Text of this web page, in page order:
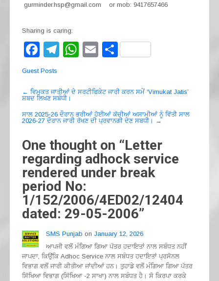
gurminder.hsp@gmail.com or mob: 9417657466
Sharing is caring:
F
a
e
b
o
o
k
T
gr
a
m
W
s
A
p
p
E S
e
Guest Posts
Post
navigation
← ਵਿਮੁਕਤ ਜਾਤੀਆਂ ਦੇ ਸਰਟੀਫਿਕੇਟ ਜਾਰੀ ਕਰਨ ਸਮੇਂ ‘Vimukat Jatis’
ਸ਼ਬਦ ਲਿਖਣ ਸਬੰਧੀ।
ਸਾਲ 2025-26 ਦੌਰਾਨ ਭਰੀਆਂ ਹੋਈਆਂ ਕੱਚੀਆਂ ਅਸਾਮੀਆਂ ਨੂੰ ਵਿੱਤੀ ਸਾਲ
2026-27 ਦੌਰਾਨ ਜਾਰੀ ਰੱਖਣ ਦੀ ਪ੍ਰਵਾਨਗੀ ਦੇਣ ਸਬਧੀ। →
One thought on “Letter
regarding adhock service
rendered under break
period No:
1/152/2006/4ED02/12404
dated: 29-05-2006”
SMS Punjab on January 12, 2026
ਆਪਜੀ ਵਲੋਂ ਮੰਗਿਆ ਗਿਆ ਪੱਤਰ ਹਦਾਇਤਾਂ ਨਾਲ ਸਬੰਧਤ ਨਹੀਂ
ਜਾਪਦਾ, ਕਿਉਂਕਿ Adhoc Service ਨਾਲ ਸਬੰਧਤ ਹਦਾਇਤਾਂ ਪ੍ਰਸੋਨਲ
ਵਿਭਾਗ ਵਲੋਂ ਜਾਰੀ ਕੀਤੀਆ ਜਾਂਦੀਆਂ ਹਨ। ਤੁਹਾਡੇ ਵਲੋਂ ਮੰਗਿਆ ਗਿਆ ਪੱਤਰ
ਸਿੱਖਿਆ ਵਿਭਾਗ (ਸਿੱਖਿਆ -2 ਸਾਖਾ) ਨਾਲ ਸਬੰਧਤ ਹੈ। ਸੋ ਕਿਰਪਾ ਕਰਕੇ